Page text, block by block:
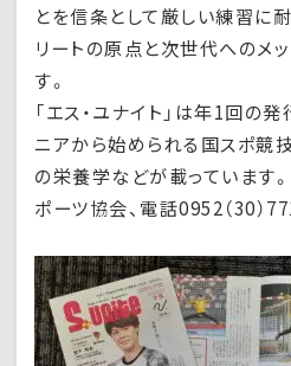
とを信条として厳しい練習に
リートの原点と次世代へのメ
す。
「エス・ユナイト」は年1回の
ニアから始められる国スポ競
の栄養学などが載っています
ポーツ協会、電話0952（30）